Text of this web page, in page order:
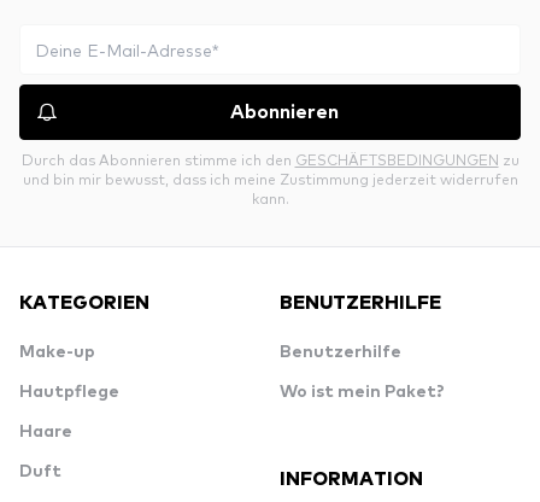
Abonnieren
Durch das Abonnieren stimme ich den GESCHÄFTSBEDINGUNGEN zu
und bin mir bewusst, dass ich meine Zustimmung jederzeit widerrufen
kann.
KATEGORIEN
Make-up
Hautpflege
Haare
Duft
BENUTZERHILFE
Benutzerhilfe
Wo ist mein Paket?
INFORMATION